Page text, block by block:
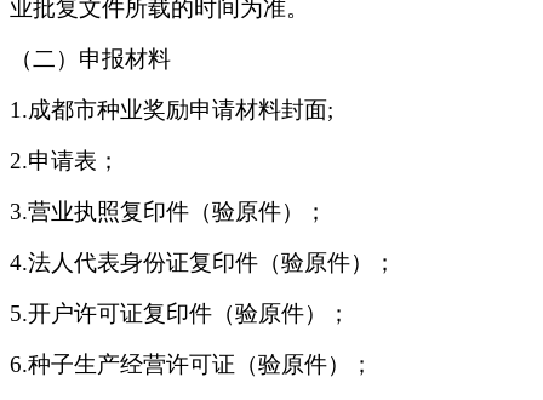
业批复文件所载的时间为准。
（二）申报材料
1.成都市种业奖励申请材料封面;
2.申请表；
3.营业执照复印件（验原件）；
4.法人代表身份证复印件（验原件）；
5.开户许可证复印件（验原件）；
6.种子生产经营许可证（验原件）；